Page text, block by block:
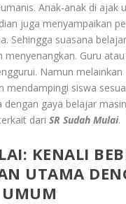
Anak-anak di ajak
juga menyampaikan
Sehingga suasana
menyenangkan. Guru
Namun melainkan
mendampingi siswa
dengan gaya belajar
dariSR Sudah Mulai.
KENALI
UTAMA
UMUM